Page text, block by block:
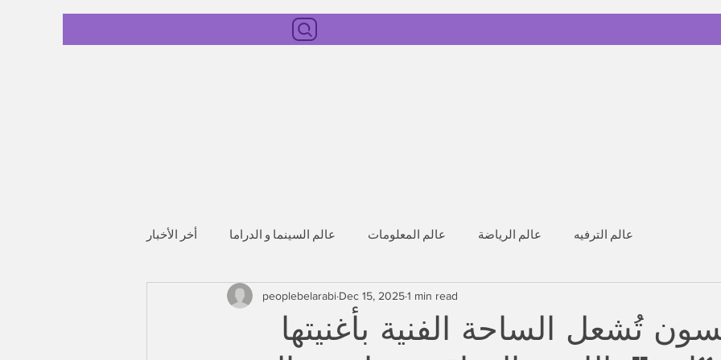
أخر الأخبار عالم السينما و الدراما عالم المعلومات عالم الرياضة عالم الترفيه
تُشعل الساحة الفنية بأغنيتها
peoplebelarabi Dec 15, 20251 min read